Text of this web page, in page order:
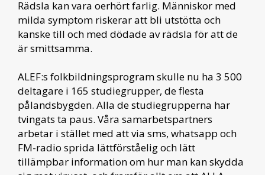
Rädsla kan vara oerhört farlig. Människor med
milda symptom riskerar att bli utstötta och
kanske till och med dödade av rädsla för att de
är smittsamma.
ALEF:s folkbildningsprogram skulle nu ha 3 500
deltagare i 165 studiegrupper, de flesta
pålandsbygden. Alla de studiegrupperna har
tvingats ta paus. Våra samarbetspartners
arbetar i stället med att via sms, whatsapp och
FM-radio sprida lättförståelig och lätt
tillämpbar information om hur man kan skydda